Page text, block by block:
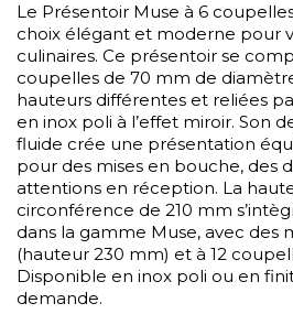
Le Présentoir Muse à 6
choix élégant et moderne pour
culinaires. Ce présentoir se
coupelles de 70 mm de
hauteurs différentes et reliées
en inox poli à l’effet miroir. Son
fluide crée une présentation
pour des mises en bouche, des
attentions en réception. La
circonférence de 210 mm
dans la gamme Muse, avec des
(hauteur 230 mm) et à 12
Disponible en inox poli ou en
demande.